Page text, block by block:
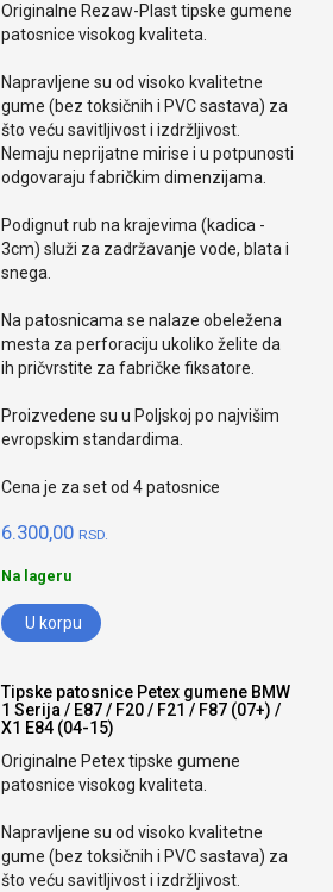
Originalne Rezaw-Plast tipske gumene
patosnice visokog kvaliteta.
Napravljene su od visoko kvalitetne
gume (bez toksičnih i PVC sastava) za
što veću savitljivost i izdržljivost.
Nemaju neprijatne mirise i u potpunosti
odgovaraju fabričkim dimenzijama.
Podignut rub na krajevima (kadica -
3cm) služi za zadržavanje vode, blata i
snega.
Na patosnicama se nalaze obeležena
mesta za perforaciju ukoliko želite da
ih pričvrstite za fabričke fiksatore.
Proizvedene su u Poljskoj po najvišim
evropskim standardima.
Cena je za set od 4 patosnice
6.300,00 RSD.
Na lageru
U korpu
Tipske patosnice Petex gumene BMW
1 Serija / E87 / F20 / F21 / F87 (07+) /
X1 E84 (04-15)
Originalne Petex tipske gumene
patosnice visokog kvaliteta.
Napravljene su od visoko kvalitetne
gume (bez toksičnih i PVC sastava) za
što veću savitljivost i izdržljivost.